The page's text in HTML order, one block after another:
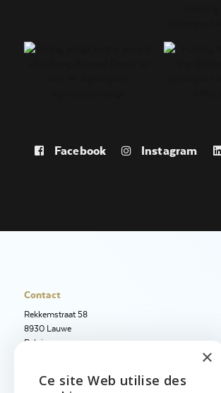
Facebook Instagram
Contact
Rekkemstraat 58
8930 Lauwe
Belgique
+32 56 50 12 95
ENGLISH
×
Ce site Web utilise des